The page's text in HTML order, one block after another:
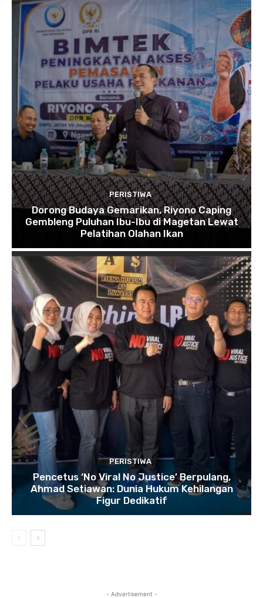
PERISTIWA
Dorong Budaya Gemarikan, Riyono Caping
Gembleng Puluhan Ibu-Ibu di Magetan Lewat
Pelatihan Olahan Ikan
PERISTIWA
Pencetus ‘No Viral No Justice’ Berpulang,
Ahmad Setiawan: Dunia Hukum Kehilangan
Figur Dedikatif
- Advertisement -